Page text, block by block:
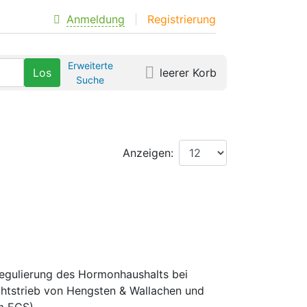
Anmeldung Registrierung
Erweiterte
Suche
leerer Korb
Anzeigen:
des Hormonhaushalts bei
von Hengsten & Wallachen und